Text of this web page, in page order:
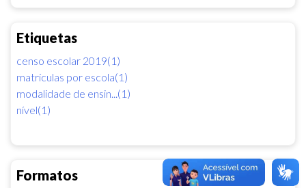
Etiquetas
censo escolar 2019(1)
matrículas por escola(1)
modalidade de ensin...(1)
nível(1)
Formatos